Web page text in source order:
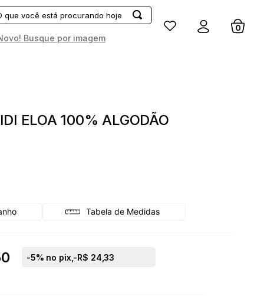
Busque por imagem
Entrar
ELOA 100% ALGODÃO
Tabela de Medidas
-5% no pix, -R$ 24,33